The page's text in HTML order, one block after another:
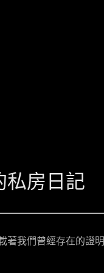
私房日記
著我們曾經存在的證明